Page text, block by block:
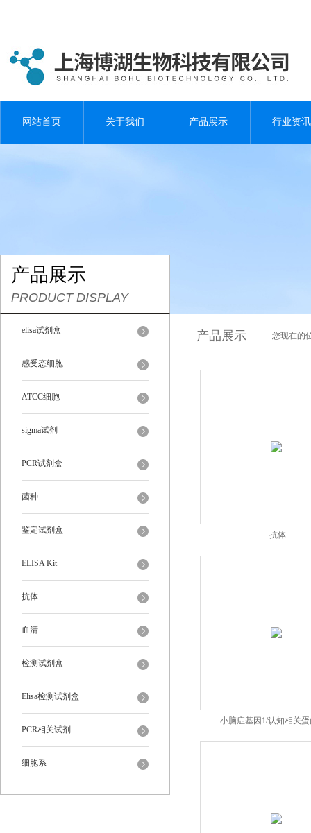
网站首页 关于我们 产品展示 行业资讯
产品展示
PRODUCT DISPLAY
elisa试剂盒
感受态细胞
ATCC细胞
sigma试剂
PCR试剂盒
菌种
鉴定试剂盒
ELISA Kit
抗体
血清
检测试剂盒
Elisa检测试剂盒
PCR相关试剂
细胞系
产品展示 您现在的
抗体
小脑症基因1/认知相关